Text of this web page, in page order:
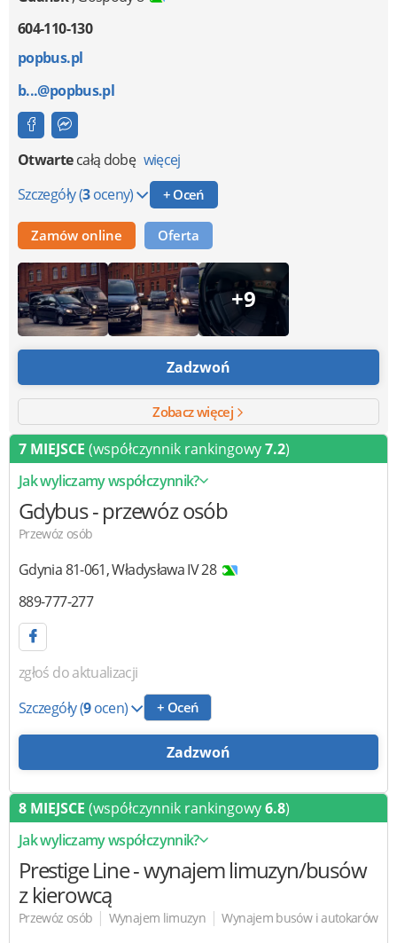
604-110-130
popbus.pl
b...@popbus.pl
Otwartecałą dobę więcej
Szczegóły(3oceny) + Oceń
Zamów online Oferta
+9
Zadzwoń
Zobacz więcej
7 MIEJSCE (współczynnik rankingowy7.2)
Jak wyliczamy współczynnik?
Gdybus- przewóz osób
Przewóz osób
Gdynia81-061,Władysława IV 28
889-777-277
zgłoś do aktualizacji
Szczegóły(9ocen) + Oceń
Zadzwoń
8 MIEJSCE (współczynnik rankingowy6.8)
Jak wyliczamy współczynnik?
Prestige Line- wynajem limuzyn/busów
z kierowcą
Przewóz osób | Wynajem limuzyn | Wynajem busów i autokarów